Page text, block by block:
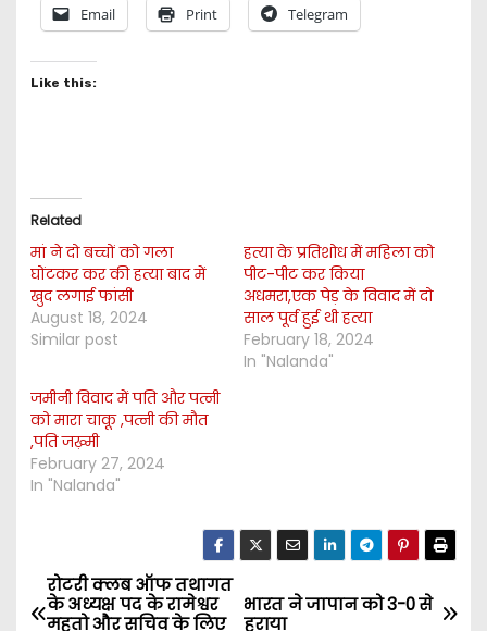
Email Print Telegram
Like this:
Related
मां ने दो बच्चों को गला
घोंटकर कर की हत्या बाद में
खुद लगाई फांसी
August 18, 2024
Similar post
हत्या के प्रतिशोध में महिला को
पीट-पीट कर किया
अधमरा,एक पेड़ के विवाद में दो
साल पूर्व हुई थी हत्या
February 18, 2024
In "Nalanda"
जमीनी विवाद में पति और पत्नी
को मारा चाकू ,पत्नी की मौत
,पति जख़्मी
February 27, 2024
In "Nalanda"
P
भारत ने जापान को 3-0 से
हराया
रोटरी क्लब ऑफ तथागत
के अध्यक्ष पद के रामेश्वर
महतो और सचिव के लिए